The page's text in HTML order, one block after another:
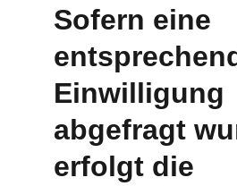
Sofern eine
Einwilligung
abgefragt
erfolgt die